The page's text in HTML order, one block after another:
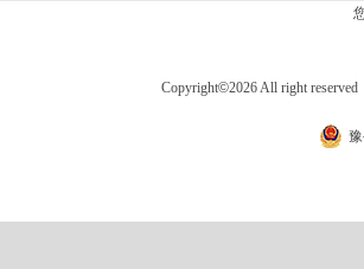
Copyright©2026 All right